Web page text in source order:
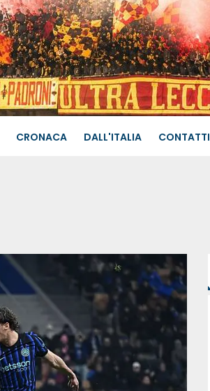
CRONACA DALL'ITALIA CONTATTI